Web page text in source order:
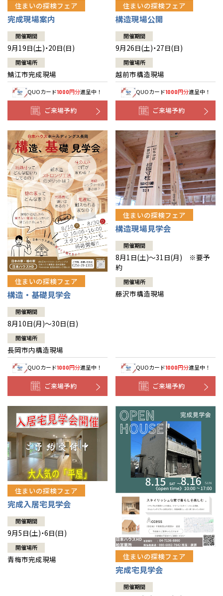
住まいの探検フェア
完成現場案内
開催期間
9月19日(土)・20日(日)
開催場所
鯖江市完成現場
QUOカード1000円分進呈中！
ご来場予約
住まいの探検フェア
構造現場公開
開催期間
9月26日(土)・27日(日)
開催場所
越前市構造現場
QUOカード1000円分進呈中！
ご来場予約
住まいの探検フェア
構造・基礎見学会
開催期間
8月10日(月)～30日(日)
開催場所
長岡市内構造現場
QUOカード1000円分進呈中！
ご来場予約
住まいの探検フェア
構造現場見学会
開催期間
8月1日(土)～31日(月) ※要予
約
開催場所
藤沢市構造現場
QUOカード1000円分進呈中！
ご来場予約
住まいの探検フェア
完成入居宅見学会
開催期間
9月5日(土)・6日(日)
開催場所
青梅市完成現場 住まいの探検フェア
完成宅見学会
開催期間